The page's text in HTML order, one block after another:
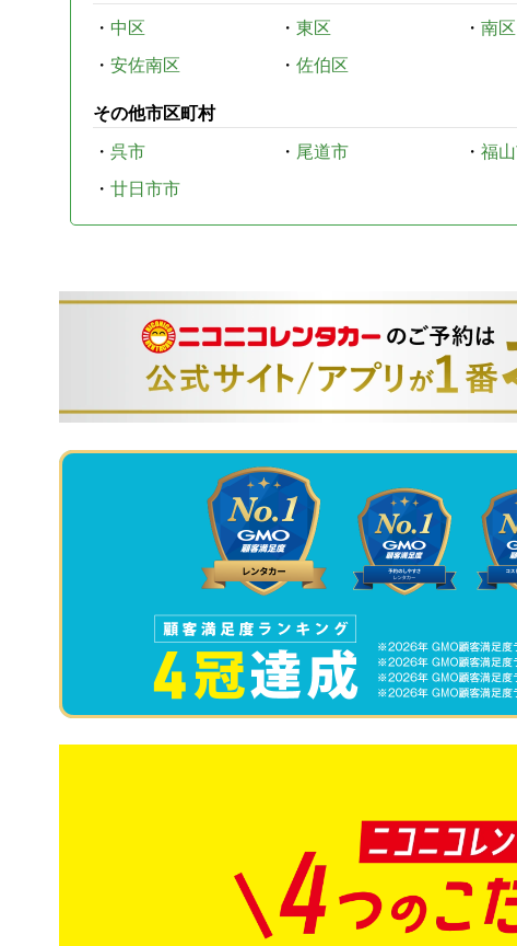
・ 中区 ・ 東区 ・ 南区
・ 安佐南区 ・ 佐伯区
その他市区町村
・ 呉市 ・ 尾道市 ・ 福
・ 廿日市市